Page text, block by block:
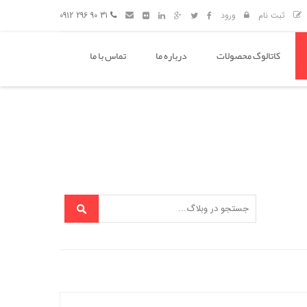
ثبت نام ورود
کاتالوگ محصولات درباره ما تماس با ما